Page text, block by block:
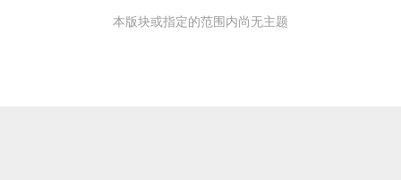
本版块或指定的范围内尚无主题